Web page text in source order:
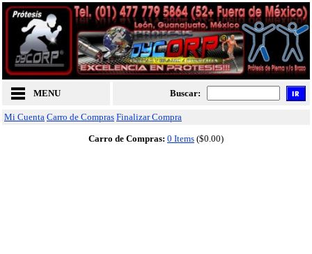
MENU Buscar:
Mi Cuenta Carro de Compras Finalizar Compra
Carro de Compras: 0 Items ($0.00)